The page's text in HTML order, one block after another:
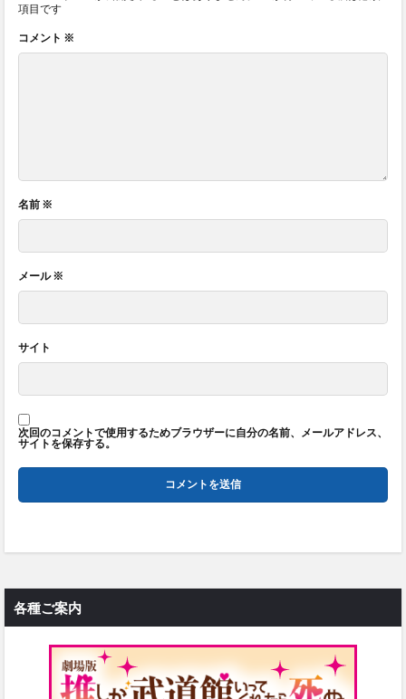
項目です
コメント ※
名前 ※
メール※
サイト
次回のコメントで使用するためブラウザーに自分の名前、メールアドレス、
サイトを保存する。
各種ご案内